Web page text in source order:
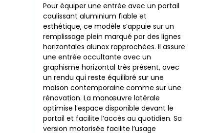
Pour équiper une entrée avec un portail
coulissant aluminium fiable et
esthétique, ce modèle s’appuie sur un
remplissage plein marqué par des lignes
horizontales alunox rapprochées. Il assure
une entrée occultante avec un
graphisme horizontal très présent, avec
un rendu qui reste équilibré sur une
maison contemporaine comme sur une
rénovation. La manœuvre latérale
optimise l’espace disponible devant le
portail et facilite l’accès au quotidien. Sa
version motorisée facilite l’usage